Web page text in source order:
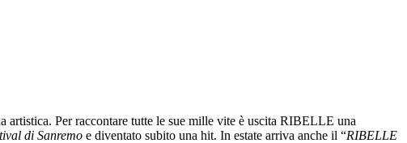
artistica. Per raccontare tutte le sue mille vite è uscita RIBELLE una
di Sanremo e diventato subito una hit. In estate arriva anche il “RIBELLE